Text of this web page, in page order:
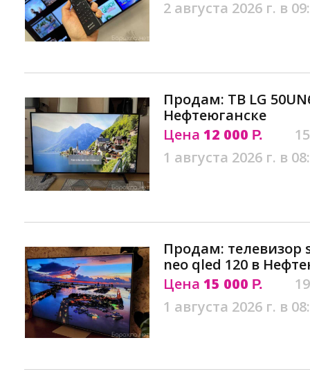
2 августа 2026 г. в
Продам: ТВ LG
Нефтеюганске
Цена 12 000 Р.
1 августа 2026 г. в
Продам: телевизор
neo qled 120 в
Цена 15 000 Р.
1 августа 2026 г. в